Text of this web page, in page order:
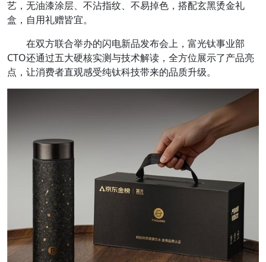
艺，无油漆涂层、不沾指纹、不易掉色，搭配玄黑烫金礼
盒，自用礼赠皆宜。
在双方联合举办的闪电新品发布会上，富光钛事业部
CTO还通过五大硬核实测与技术解读，全方位展示了产品亮
点，让消费者直观感受纯钛科技带来的品质升级。